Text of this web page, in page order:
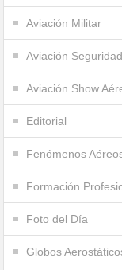
Aviación Militar
Aviación
Aviación Show
Editorial
Fenómenos
Formación
Foto del Día
Globos